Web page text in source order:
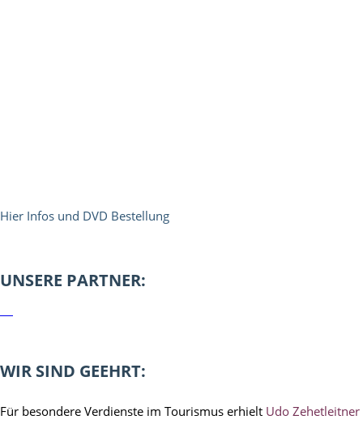
Hier Infos und DVD Bestellung
UNSERE PARTNER:
WIR SIND GEEHRT:
Für besondere Verdienste im Tourismus erhielt Udo Zehetleitner